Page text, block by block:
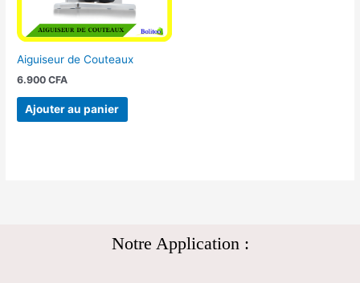
Aiguiseur de Couteaux
6.900CFA
Ajouter au panier
Notre Application :